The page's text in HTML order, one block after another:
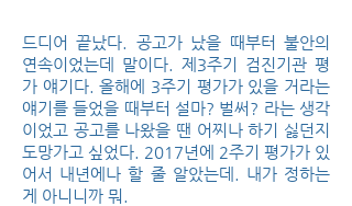
드디어 끝났다. 공고가 났을 때부터 불안의
연속이었는데 말이다. 제3주기 검진기관 평
가 얘기다. 올해에 3주기 평가가 있을 거라는
얘기를 들었을 때부터 설마? 벌써? 라는 생각
이었고 공고를 나왔을 땐 어찌나 하기 싫던지
도망가고 싶었다. 2017년에 2주기 평가가 있
어서 내년에나 할 줄 알았는데. 내가 정하는
게 아니니까 뭐.